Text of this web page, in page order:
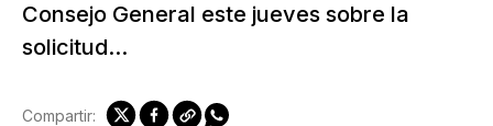
Consejo General este jueves sobre la
solicitud...
Compartir: